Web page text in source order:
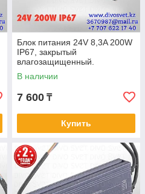
Блок питания 24V 8,3A 200W
IP67, закрытый
влагозащищенный.
Трансформатор 220В-24В,
200 Ватт. Power supply 24v
В наличии
7 600 ₸
Купить